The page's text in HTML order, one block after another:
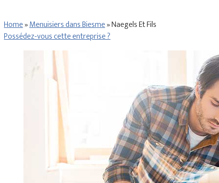
Home»Menuisiers dans Biesme»Naegels Et Fils
Possédez-vous cette entreprise ?